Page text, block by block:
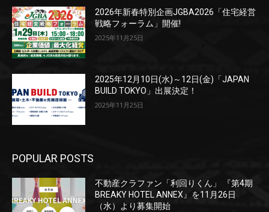
2026年新春特別企画JGBA2026「住宅経営
戦略フォーラム」開催!
2025年11月25日
2025年12月10日(水)～12日(金)「JAPAN
BUILD TOKYO」出展決定！
2025年11月25日
POPULAR POSTS
不動産クラファン「利回りくん」 『第4期
BREAKY HOTEL ANNEX』を11月26日
（水）より募集開始